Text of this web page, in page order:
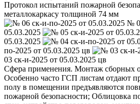
Протокол испытаний пожарной
металлокаркасу толщиной 74 мм
№
05.03.2025
05.03.2025
по-2025 от 05.03.2025 цв
03 ск-и-2025 от 05.03.2025 цв
Сфера применения. Монтаж сборных
Особенно часто ГСП листам отдают
полу в помещении предъявляются
пожарной безопасности; Облицовка